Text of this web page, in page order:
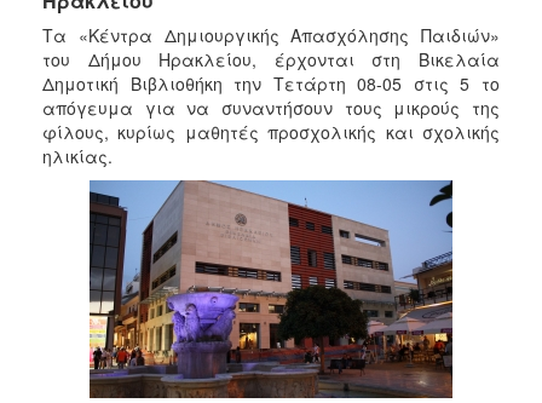
2021
2020
2019
2018
2017
2016
2015
2013
2012
2011
2010
Τα «Κέντρα Δημιουργικής Απασχόλησης Παιδιών»
του Δήμου Ηρακλείου, έρχονται στη Βικελαία
Δημοτική Βιβλιοθήκη την Τετάρτη 08-05 στις 5 το
απόγευμα για να συναντήσουν τους μικρούς της
φίλους, κυρίως μαθητές προσχολικής και σχολικής
ηλικίας.